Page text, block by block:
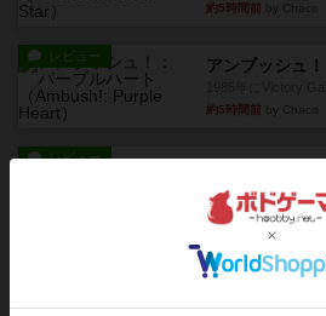
約5時間前
レビュー アンブッシュ
約5時間前
レビュー
1984年にVictory
Out！』...
約5時間前 by Chaco
とにかく楽しい！